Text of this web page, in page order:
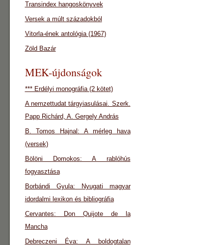
Transindex hangoskönyvek
Versek a múlt századokból
Vitorla-ének antológia (1967)
Zöld Bazár
MEK-újdonságok
*** Erdélyi monográfia (2 kötet)
A nemzettudat tárgyiasulásai. Szerk.
Papp Richárd, A. Gergely András
B. Tomos Hajnal: A mérleg hava
(versek)
Bölöni Domokos: A rablóhús
fogyasztása
Borbándi Gyula: Nyugati magyar
idordalmi lexikon és bibliográfia
Cervantes: Don Quijote de la
Mancha
Debreczeni Éva: A boldogtalan